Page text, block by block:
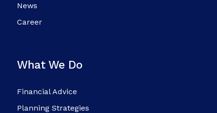
News
Career
What We Do
Financial Advice
Planning Strategies